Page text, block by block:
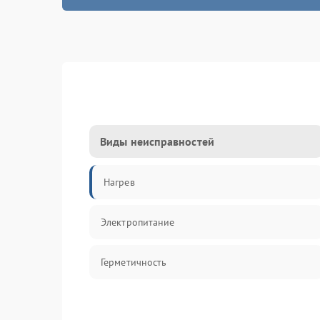
Виды неисправностей
Нагрев
Электропитание
Герметичность